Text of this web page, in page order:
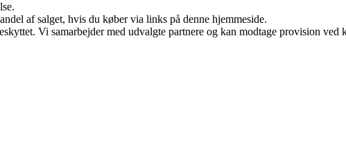
af salget, hvis du køber via links på denne hjemmeside.
Vi samarbejder med udvalgte partnere og kan modtage provision